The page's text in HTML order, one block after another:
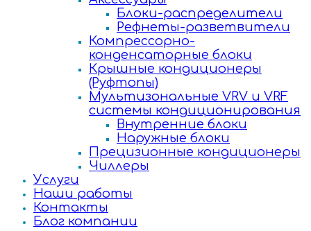
Блоки-распределители
Рефнеты-разветвители
Компрессорно-
конденсаторные блоки
Крышные кондиционеры
(Руфтопы)
Мультизональные VRV и VRF
системы кондиционирования
Внутренние блоки
Наружные блоки
Прецизионные кондиционеры
Чиллеры
Услуги
Наши работы
Контакты
Блог компании